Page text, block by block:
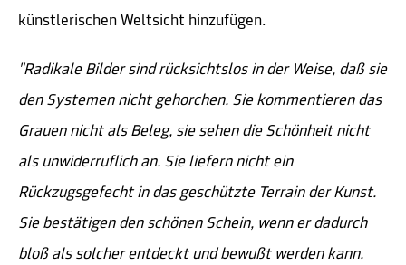
künstlerischen Weltsicht hinzufügen.
"Radikale Bilder sind rücksichtslos in der Weise, daß sie
den Systemen nicht gehorchen. Sie kommentieren das
Grauen nicht als Beleg, sie sehen die Schönheit nicht
als unwiderruflich an. Sie liefern nicht ein
Rückzugsgefecht in das geschützte Terrain der Kunst.
Sie bestätigen den schönen Schein, wenn er dadurch
bloß als solcher entdeckt und bewußt werden kann.